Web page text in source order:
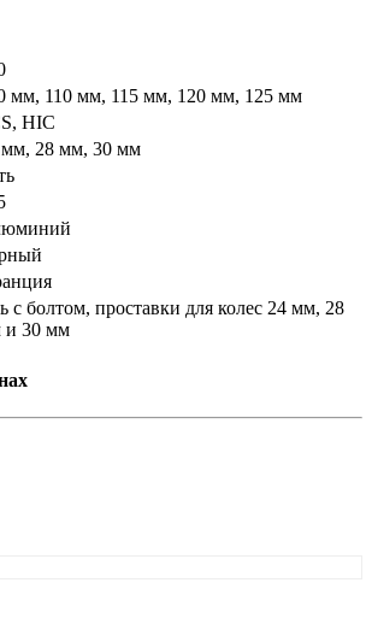
мм, 110 мм, 115 мм, 120 мм, 125 мм
HIC
мм, 28 мм, 30 мм
с болтом, проставки для колес 24 мм, 28
и 30 мм